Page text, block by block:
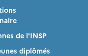
de l'INSP
diplômés